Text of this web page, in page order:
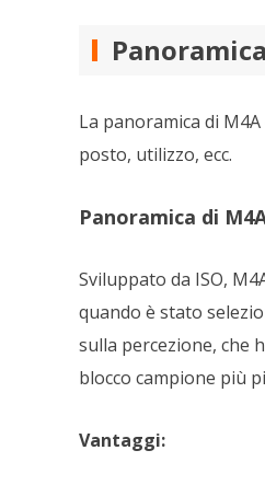
La panoramica di
posto, utilizzo, ecc.
Panoramica di
Sviluppato da ISO,
quando è stato
sulla percezione, che
blocco campione più
Vantaggi: